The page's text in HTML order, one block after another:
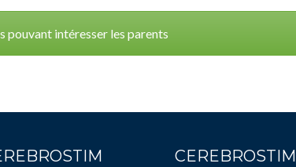
pouvant intéresser les parents
CEREBROSTIM